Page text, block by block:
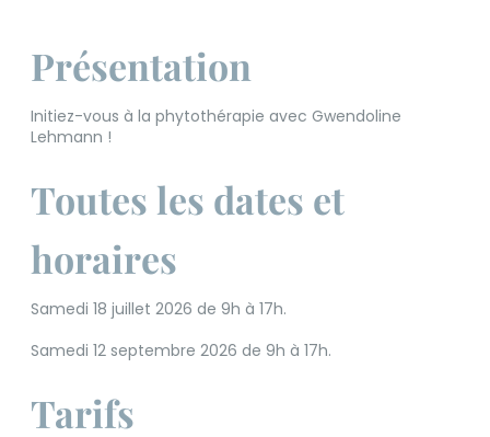
Présentation
Initiez-vous à la phytothérapie avec Gwendoline
Lehmann !
Toutes les dates et
horaires
Samedi 18 juillet 2026 de 9h à 17h.
Samedi 12 septembre 2026 de 9h à 17h.
Tarifs